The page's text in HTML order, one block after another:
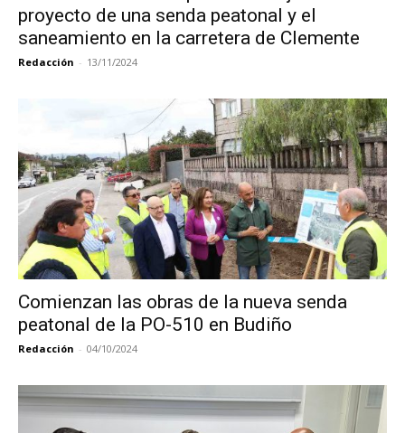
proyecto de una senda peatonal y el
saneamiento en la carretera de Clemente
Redacción - 13/11/2024
Comienzan las obras de la nueva senda
peatonal de la PO-510 en Budiño
Redacción - 04/10/2024